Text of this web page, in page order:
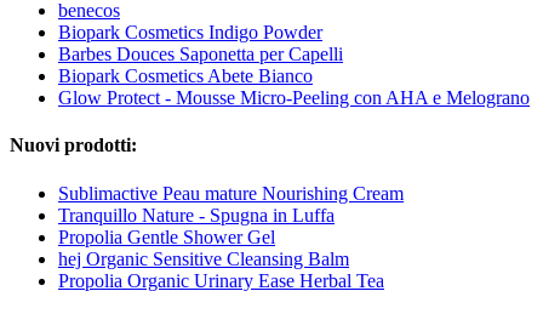
benecos
Biopark Cosmetics Indigo Powder
Barbes Douces Saponetta per Capelli
Biopark Cosmetics Abete Bianco
Glow Protect - Mousse Micro-Peeling con AHA e Melograno
Nuovi prodotti:
Sublimactive Peau mature Nourishing Cream
Tranquillo Nature - Spugna in Luffa
Propolia Gentle Shower Gel
hej Organic Sensitive Cleansing Balm
Propolia Organic Urinary Ease Herbal Tea